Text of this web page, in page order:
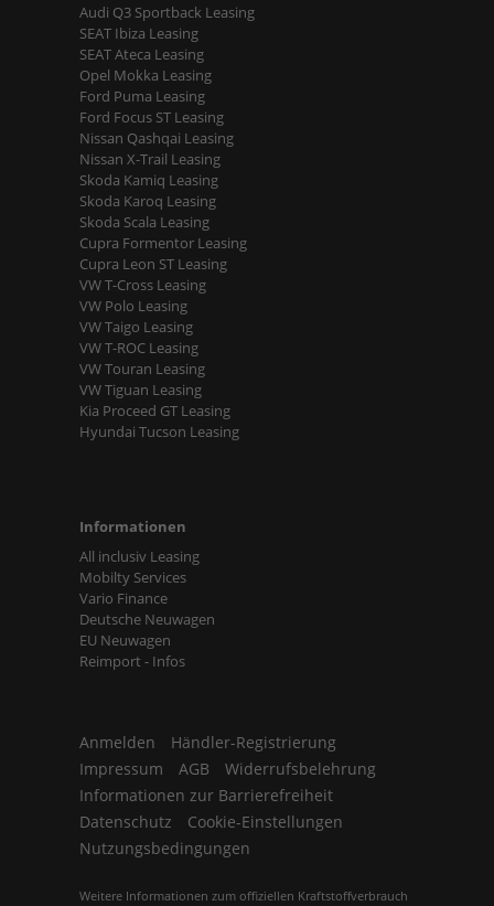
Audi Q3 Sportback Leasing
SEAT Ibiza Leasing
SEAT Ateca Leasing
Opel Mokka Leasing
Ford Puma Leasing
Ford Focus ST Leasing
Nissan Qashqai Leasing
Nissan X-Trail Leasing
Skoda Kamiq Leasing
Skoda Karoq Leasing
Skoda Scala Leasing
Cupra Formentor Leasing
Cupra Leon ST Leasing
VW T-Cross Leasing
VW Polo Leasing
VW Taigo Leasing
VW T-ROC Leasing
VW Touran Leasing
VW Tiguan Leasing
Kia Proceed GT Leasing
Hyundai Tucson Leasing
Informationen
All inclusiv Leasing
Mobilty Services
Vario Finance
Deutsche Neuwagen
EU Neuwagen
Reimport - Infos
Anmelden
Händler-Registrierung
Impressum
AGB
Widerrufsbelehrung
Informationen zur Barrierefreiheit
Datenschutz
Cookie-Einstellungen
Nutzungsbedingungen
Weitere Informationen zum offiziellen Kraftstoffverbrauch